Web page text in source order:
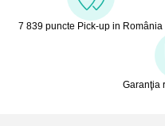
7 839 puncte Pick-up in România
Garanţia